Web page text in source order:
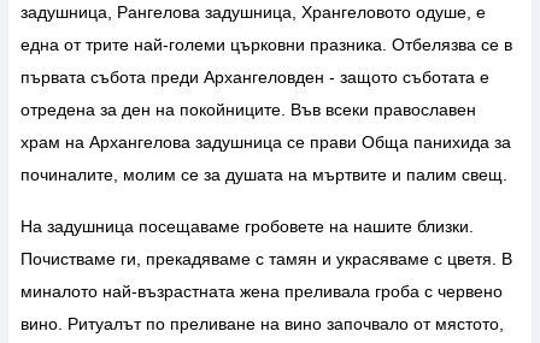
задушница, Рангелова задушница, Хрангеловото одуше, е
една от трите най-големи църковни празника. Отбелязва се в
първата събота преди Архангеловден - защото съботата е
отредена за ден на покойниците. Във всеки православен
храм на Архангелова задушница се прави Обща панихида за
починалите, молим се за душата на мъртвите и палим свещ.
На задушница посещаваме гробовете на нашите близки.
Почистваме ги, прекадяваме с тамян и украсяваме с цветя. В
миналото най-възрастната жена преливала гроба с червено
вино. Ритуалът по преливане на вино започвало от мястото,